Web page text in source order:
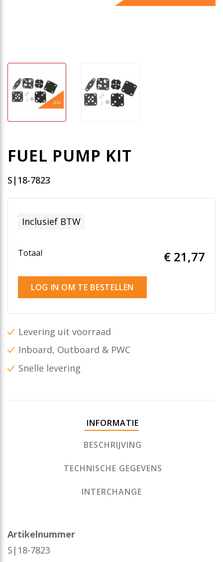
FUEL PUMP KIT
S|18-7823
Inclusief BTW
Totaal € 21,77
LOG IN OM TE BESTELLEN
Levering uit voorraad
Inboard, Outboard & PWC
Snelle levering
INFORMATIE
BESCHRIJVING
TECHNISCHE GEGEVENS
INTERCHANGE
Artikelnummer
S|18-7823